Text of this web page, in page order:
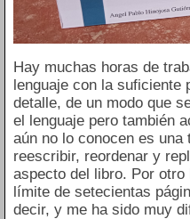
Hay muchas horas de
lenguaje con la suficiente
detalle, de un modo que
el lenguaje pero también
aún no lo conocen es una
reescribir, reordenar y
aspecto del libro. Por
límite de setecientas
decir, y me ha sido muy